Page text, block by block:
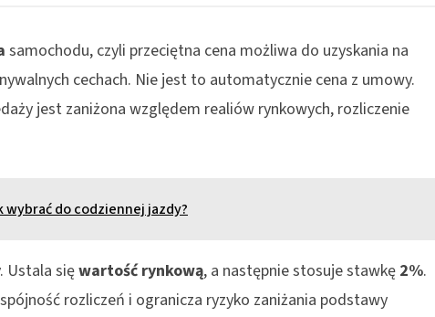
samochodu, czyli przeciętna cena możliwa do uzyskania na
cechach. Nie jest to automatycznie cena z umowy.
jest zaniżona względem realiów rynkowych, rozliczenie
wybrać do codziennej jazdy?
Ustala sięwartość rynkową, a następnie stosuje stawkę 2%.
rozliczeń i ogranicza ryzyko zaniżania podstawy